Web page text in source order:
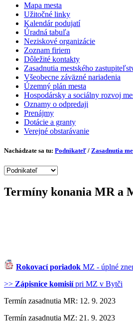
Mapa mesta
Užitočné linky
Kalendár podujatí
Úradná tabuľa
Neziskové organizácie
Zoznam firiem
Dôležité kontakty
Zasadnutia mestského
Všeobecne záväzné nariadenia
Územný plán mesta
Hospodársky a sociálny rozvoj
Oznamy o odpredaji
Prenájmy
Dotácie a granty
Verejné obstarávanie
Nachádzate sa tu: Podnikateľ / Zasadnutia
Termíny konania MR a
Rokovací poriadok MZ - úplné
>> Zápisnice komisiípri MZ v Bytči
Termín zasadnutia MR: 12. 9. 2023
Termín zasadnutia MZ: 21. 9. 2023